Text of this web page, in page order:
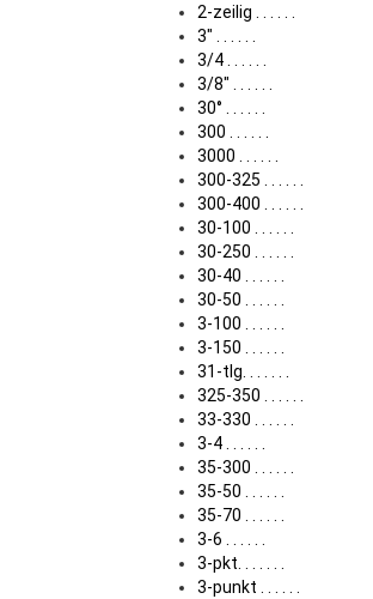
2-zeilig . . . . . .
3" . . . . . .
3/4 . . . . . .
3/8" . . . . . .
30° . . . . . .
300 . . . . . .
3000 . . . . . .
300-325 . . . . . .
300-400 . . . . . .
30-100 . . . . . .
30-250 . . . . . .
30-40 . . . . . .
30-50 . . . . . .
3-100 . . . . . .
3-150 . . . . . .
31-tlg. . . . . . .
325-350 . . . . . .
33-330 . . . . . .
3-4 . . . . . .
35-300 . . . . . .
35-50 . . . . . .
35-70 . . . . . .
3-6 . . . . . .
3-pkt. . . . . . .
3-punkt . . . . . .